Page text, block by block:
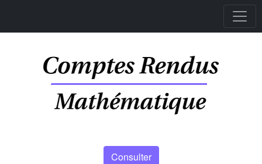
Consulter